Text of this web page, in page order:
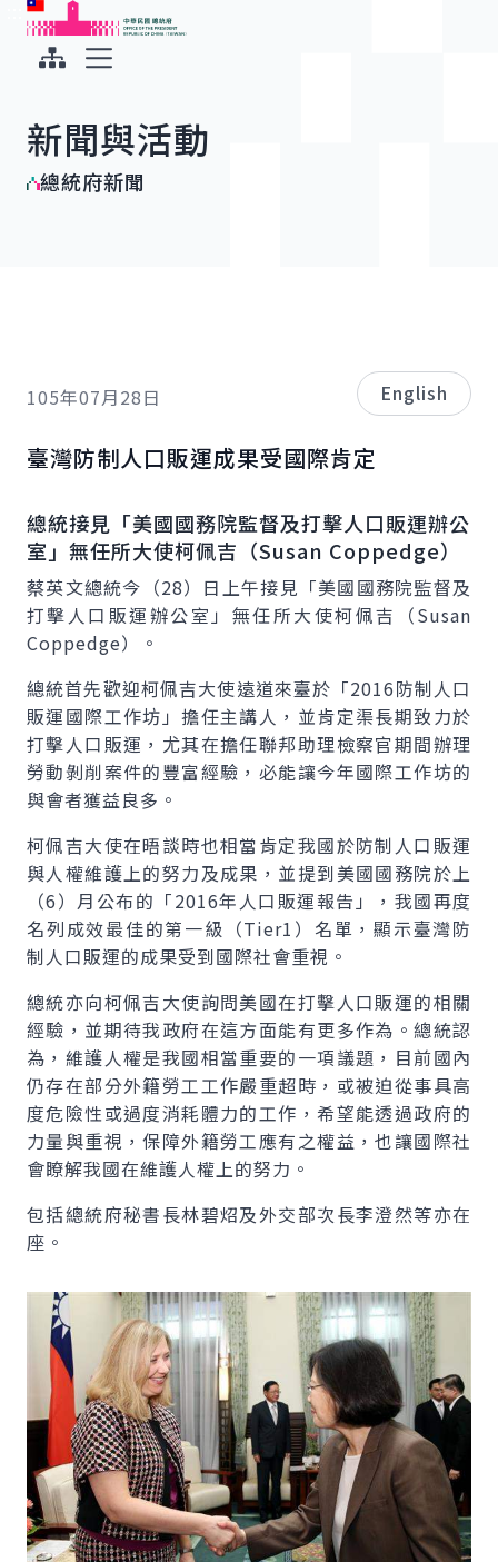
跳到主要內容
中華民國總統府
新聞與活動
總統府新聞
105年07月28日 English
臺灣防制人口販運成果受國際肯定
總統接見「美國國務院監督及打擊人口販運辦公
室」無任所大使柯佩吉（Susan Coppedge）
蔡英文總統今（28）日上午接見「美國國務院監督及
打擊人口販運辦公室」無任所大使柯佩吉（Susan
Coppedge）。
總統首先歡迎柯佩吉大使遠道來臺於「2016防制人口
販運國際工作坊」擔任主講人，並肯定渠長期致力於
打擊人口販運，尤其在擔任聯邦助理檢察官期間辦理
勞動剝削案件的豐富經驗，必能讓今年國際工作坊的
與會者獲益良多。
柯佩吉大使在晤談時也相當肯定我國於防制人口販運
與人權維護上的努力及成果，並提到美國國務院於上
（6）月公布的「2016年人口販運報告」，我國再度
名列成效最佳的第一級（Tier1）名單，顯示臺灣防
制人口販運的成果受到國際社會重視。
總統亦向柯佩吉大使詢問美國在打擊人口販運的相關
經驗，並期待我政府在這方面能有更多作為。總統認
為，維護人權是我國相當重要的一項議題，目前國內
仍存在部分外籍勞工工作嚴重超時，或被迫從事具高
度危險性或過度消耗體力的工作，希望能透過政府的
力量與重視，保障外籍勞工應有之權益，也讓國際社
會瞭解我國在維護人權上的努力。
包括總統府秘書長林碧炤及外交部次長李澄然等亦在
座。